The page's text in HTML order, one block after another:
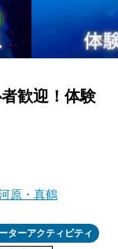
歓迎！体験
原・真鶴
ターアクティビティ